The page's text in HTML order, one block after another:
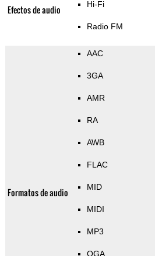
Efectos de audio Hi-Fi
Radio FM
Formatos de audio
AAC
3GA
AMR
RA
AWB
FLAC
MID
MIDI
MP3
OGA